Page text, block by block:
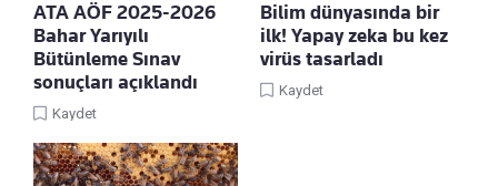
ATA AÖF 2025-2026
Bahar Yarıyılı
Bütünleme Sınav
sonuçları açıklandı
Kaydet
Bilim dünyasında bir
ilk! Yapay zeka bu kez
virüs tasarladı
Kaydet